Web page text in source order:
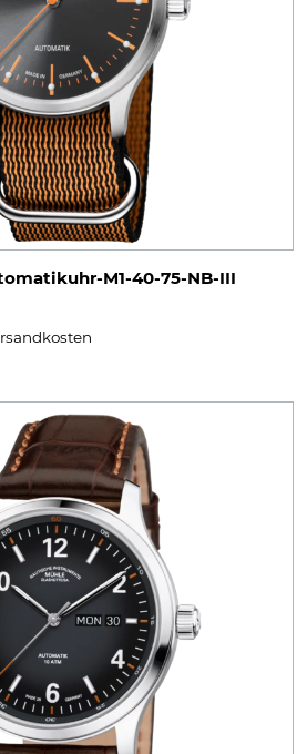
M1-40-75-NB-III